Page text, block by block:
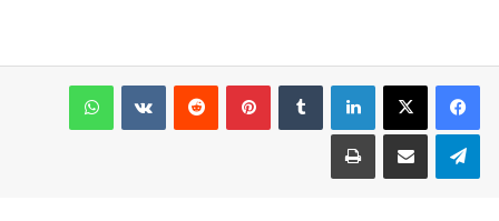
لينكدإن بينتيريست
واتساب
تيلقرام مشاركة عبر البريد طباعة